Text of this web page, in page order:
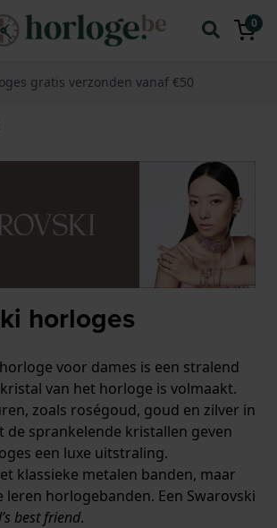
0
gratis verzonden vanaf €50
horloges
voor dames is een stralend
van het horloge is volmaakt.
zoals roségoud, goud en zilver in
de sprankelende kristallen geven
een luxe uitstraling.
klassieke metalen banden, maar
leren horlogebanden. Een Swarovski
best friend.